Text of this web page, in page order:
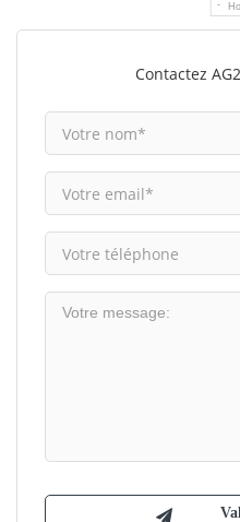
Contactez